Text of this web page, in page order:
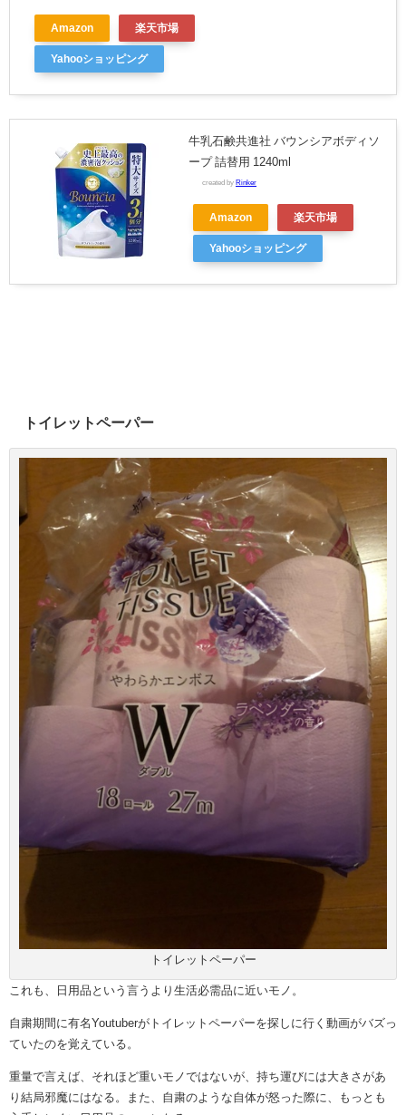
Amazon 楽天市場
Yahooショッピング
牛乳石鹸共進社 バウンシアボディソ
ープ 詰替用 1240ml
created by Rinker
Amazon 楽天市場
Yahooショッピング
トイレットペーパー
トイレットペーパー
これも、日用品という言うより生活必需品に近いモノ。
自粛期間に有名Youtuberがトイレットペーパーを探しに行く動画がバズっ
ていたのを覚えている。
重量で言えば、それほど重いモノではないが、持ち運びには大きさがあ
り結局邪魔にはなる。また、自粛のような自体が怒った際に、もっとも